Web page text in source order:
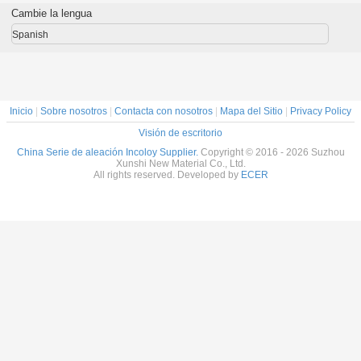
los
de
y
de
de
alta temperatura
caliente
Cambie la lengua
Spanish
Inicio | Sobre nosotros | Contacta con nosotros | Mapa del Sitio | Privacy Policy
Visión de escritorio
China Serie de aleación Incoloy Supplier. Copyright © 2016 - 2026 Suzhou
Xunshi New Material Co., Ltd.
All rights reserved. Developed by ECER